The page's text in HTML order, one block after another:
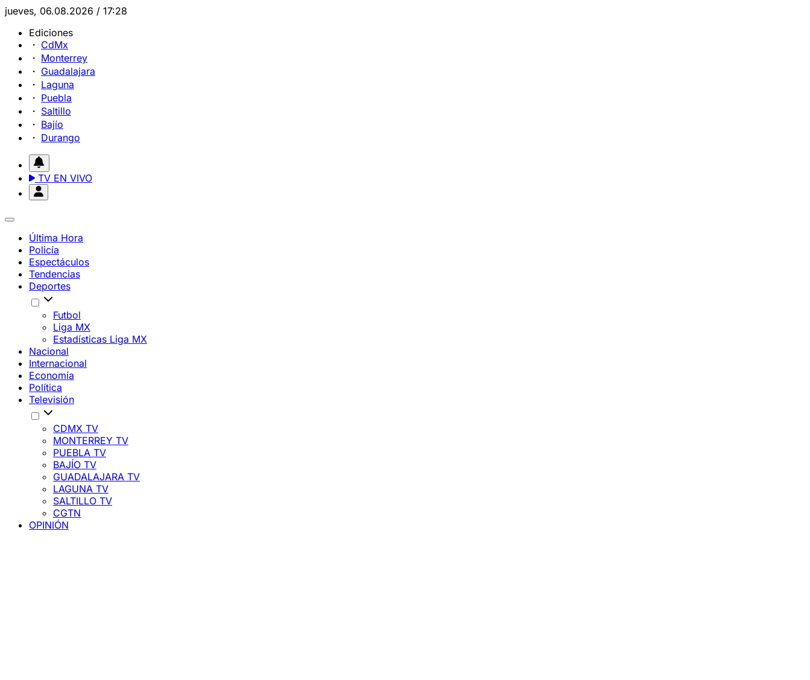
jueves, 06.08.2026 / 17:28
Ediciones
CdMx
Monterrey
Guadalajara
Laguna
Puebla
Saltillo
Bajío
Durango
TV EN VIVO
Última Hora
Policía
Espectáculos
Tendencias
Deportes
Futbol
Liga MX
Estadísticas Liga MX
Nacional
Internacional
Economía
Política
Televisión
CDMX TV
MONTERREY TV
PUEBLA TV
BAJÍO TV
GUADALAJARA TV
LAGUNA TV
SALTILLO TV
CGTN
OPINIÓN